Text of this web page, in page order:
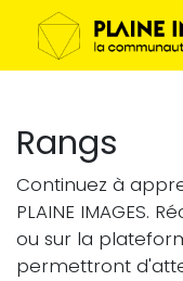
Rangs
Continuez à
PLAINE IMAGES.
ou sur la
permettront